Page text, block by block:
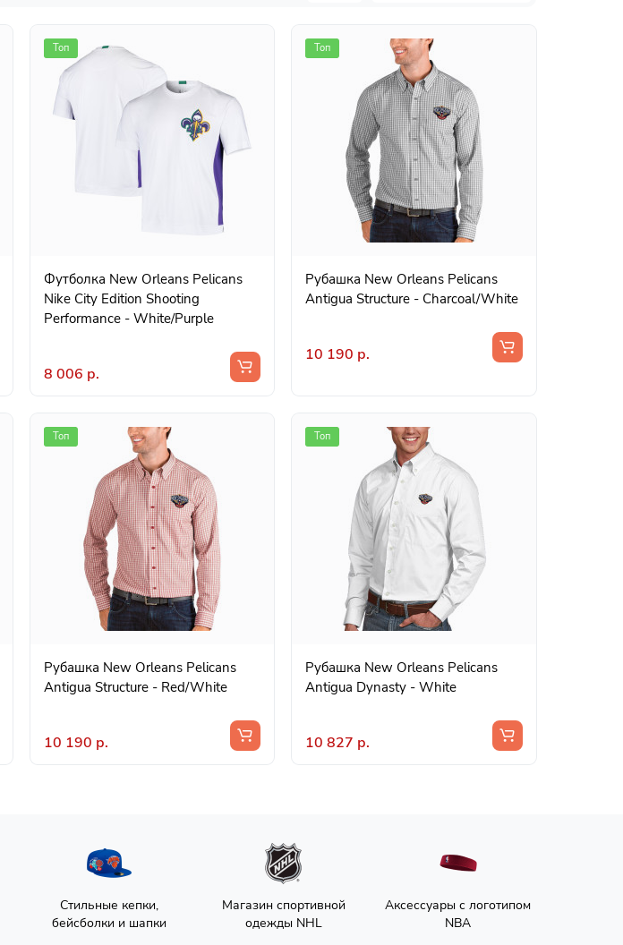
Топ
Футболка New Orleans Pelicans
Nike City Edition Shooting
Performance - White/Purple
8 006 р.
Топ
Рубашка New Orleans Pelicans
Antigua Structure - Charcoal/White
10 190 р.
Топ
Рубашка New Orleans Pelicans
Antigua Structure - Red/White
10 190 р.
Топ
Рубашка New Orleans Pelicans
Antigua Dynasty - White
10 827 р.
Стильные кепки,
бейсболки и шапки
Магазин спортивной
одежды NHL
Аксессуары с логотипом
NBA